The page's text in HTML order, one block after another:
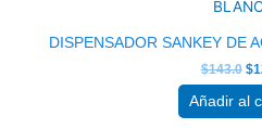
DISPENSADOR SANKEY DE
$143.0 $
Añadir al